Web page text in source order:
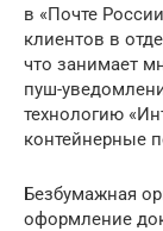
в «Почте
клиентов в
что занимает
пуш-
технологию
контейнерные
Безбумажная
оформление